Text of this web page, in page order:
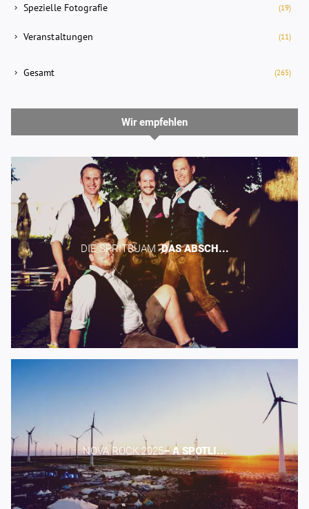
Spezielle Fotografie (19)
Veranstaltungen (11)
Gesamt (265)
Wir empfehlen
DIE SPRITBUAM -​DAS ABSCH...
NOVA ROCK 2025​– A SPOTLI...